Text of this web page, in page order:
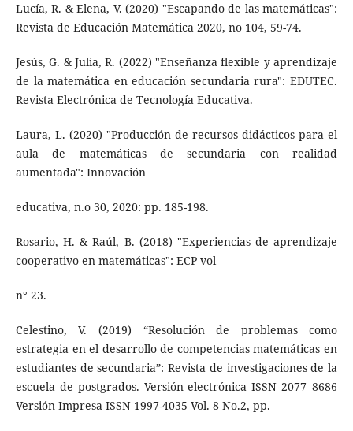
Lucía, R. & Elena, V. (2020) "Escapando de las matemáticas":
Revista de Educación Matemática 2020, no 104, 59-74.
Jesús, G. & Julia, R. (2022) "Enseñanza flexible y aprendizaje
de la matemática en educación secundaria rura": EDUTEC.
Revista Electrónica de Tecnología Educativa.
Laura, L. (2020) "Producción de recursos didácticos para el
aula de matemáticas de secundaria con realidad
aumentada": Innovación
educativa, n.o 30, 2020: pp. 185-198.
Rosario, H. & Raúl, B. (2018) "Experiencias de aprendizaje
cooperativo en matemáticas": ECP vol
n° 23.
Celestino, V. (2019) “Resolución de problemas como
estrategia en el desarrollo de competencias matemáticas en
estudiantes de secundaria”: Revista de investigaciones de la
escuela de postgrados. Versión electrónica ISSN 2077–8686
Versión Impresa ISSN 1997-4035 Vol. 8 No.2, pp.